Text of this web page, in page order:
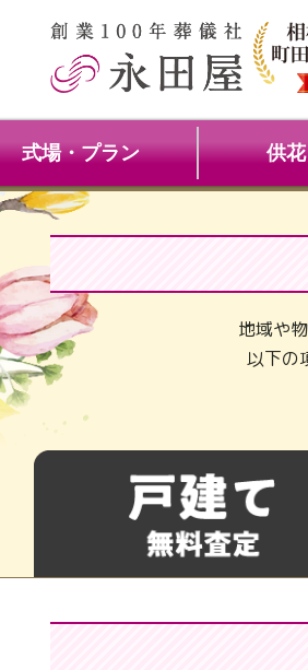
式場・プラン 供
地域や
以下の